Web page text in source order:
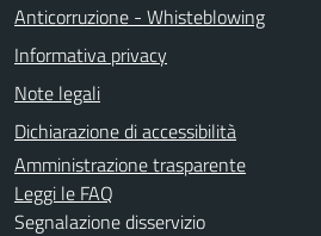
Anticorruzione - Whisteblowing
Informativa privacy
Note legali
Dichiarazione di accessibilità
Amministrazione trasparente
Leggi le FAQ
Segnalazione disservizio